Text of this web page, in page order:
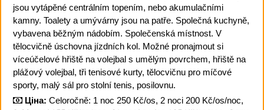
jsou vytápěné centrálním topením, nebo akumulačními
kamny. Toalety a umývárny jsou na patře. Společná kuchyně,
vybavena běžným nádobím. Společenská místnost. V
tělocvičně úschovna jízdních kol. Možné pronajmout si
víceúčelové hřiště na volejbal s umělým povrchem, hřiště na
plážový volejbal, tři tenisové kurty, tělocvičnu pro míčové
sporty, malý sál pro stolní tenis, posilovnu.
Ціна: Celoročně: 1 noc 250 Kč/os, 2 noci 200 Kč/os/noc,